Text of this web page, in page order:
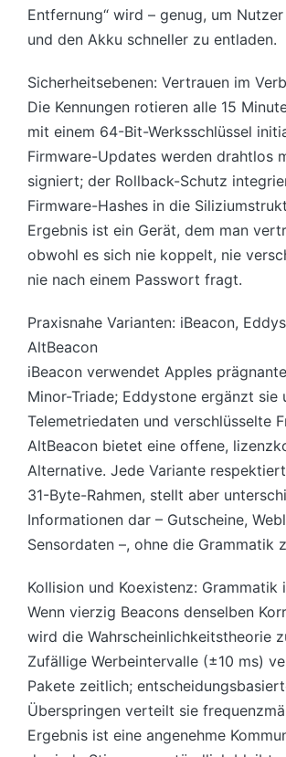
Entfernung“ wird – genug, um
und den Akku schneller zu entladen.
Sicherheitsebenen: Vertrauen im
Die Kennungen rotieren alle 15
mit einem 64-Bit-Werksschlüssel
Firmware-Updates werden drahtlos
signiert; der Rollback-Schutz
Firmware-Hashes in die
Ergebnis ist ein Gerät, dem man
obwohl es sich nie koppelt, nie
nie nach einem Passwort fragt.
Praxisnahe Varianten: iBeacon,
AltBeacon
iBeacon verwendet Apples
Minor-Triade; Eddystone ergänzt sie
Telemetriedaten und verschlüsselte
AltBeacon bietet eine offene,
Alternative. Jede Variante
31-Byte-Rahmen, stellt aber
Informationen dar – Gutscheine,
Sensordaten –, ohne die Grammatik
Kollision und Koexistenz: Grammatik
Wenn vierzig Beacons denselben
wird die Wahrscheinlichkeitstheorie
Zufällige Werbeintervalle (±10 ms)
Pakete zeitlich;
Überspringen verteilt sie
Ergebnis ist eine angenehme